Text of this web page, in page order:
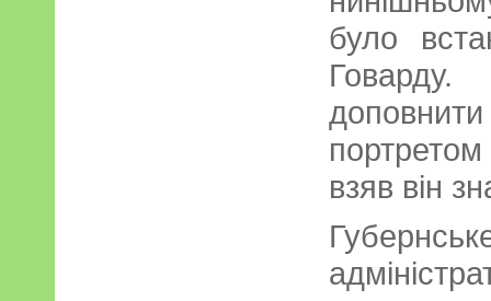
було
взяв він